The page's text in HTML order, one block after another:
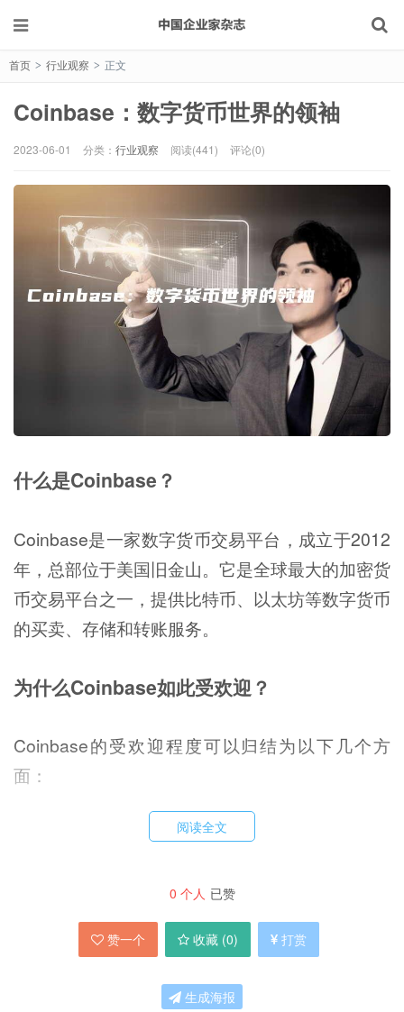
首页 > 行业观察 > 正文
Coinbase：数字货币世界的领袖
2023-06-01 分类： 行业观察 阅读(441) 评论(0)
什么是Coinbase？
Coinbase是一家数字货币交易平台，成立于2012
年，总部位于美国旧金山。它是全球最大的加密货
币交易平台之一，提供比特币、以太坊等数字货币
的买卖、存储和转账服务。
为什么Coinbase如此受欢迎？
Coinbase的受欢迎程度可以归结为以下几个方
面：
安全性：Coinbase采用多层加密和离线存储，保护用户资产
和合规机制，用户可以相信它的信誉。
易用性：Coinbase的界面友好，操作简单，即使是数字货币
新手也能轻松上手。
阅读全文
0 个人 已赞
赞一个 收藏 (0) 打赏
生成海报